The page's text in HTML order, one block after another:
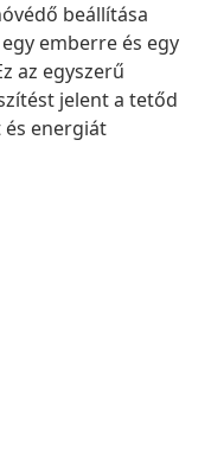
beállítása
emberre és egy
az egyszerű
jelent a tetőd
energiát